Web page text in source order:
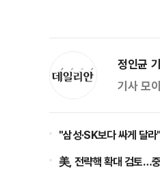
정인균
기사 모
"삼성·SK보다 싸게 달
美, 전략핵 확대 검토…